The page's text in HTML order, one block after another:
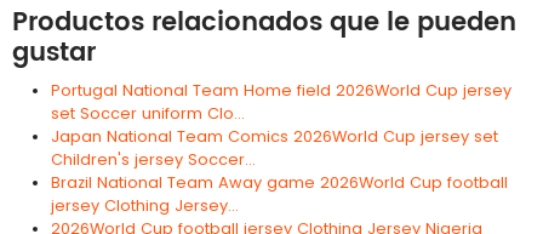
Productos relacionados que le pueden
gustar
Portugal National Team Home field 2026World Cup jersey
set Soccer uniform Clo...
Japan National Team Comics 2026World Cup jersey set
Children's jersey Soccer...
Brazil National Team Away game 2026World Cup football
jersey Clothing Jersey...
2026World Cup football jersey Clothing Jersey Nigeria